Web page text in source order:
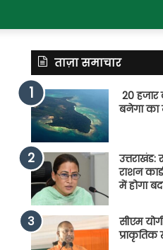
ताज़ा समाचार
20 हजार
बनेगा का
उत्तराखंड:
राशन
में होगा
सीएम
प्राकृतिक